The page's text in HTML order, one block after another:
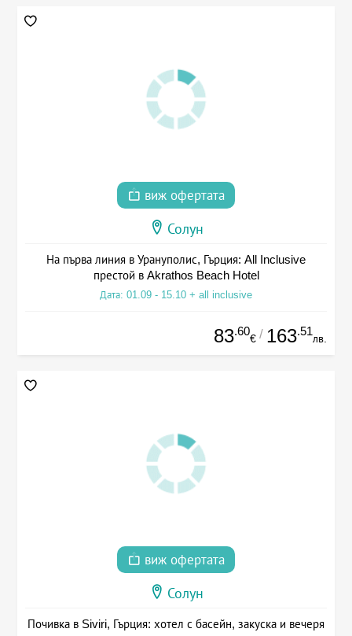
виж офертата
Солун
На първа линия в Урануполис, Гърция: All Inclusive
престой в Akrathos Beach Hotel
Дата: 01.09 - 15.10 + all inclusive
83.60
€ / 163.51
лв.
виж офертата
Солун
Почивка в Siviri, Гърция: хотел с басейн, закуска и вечеря